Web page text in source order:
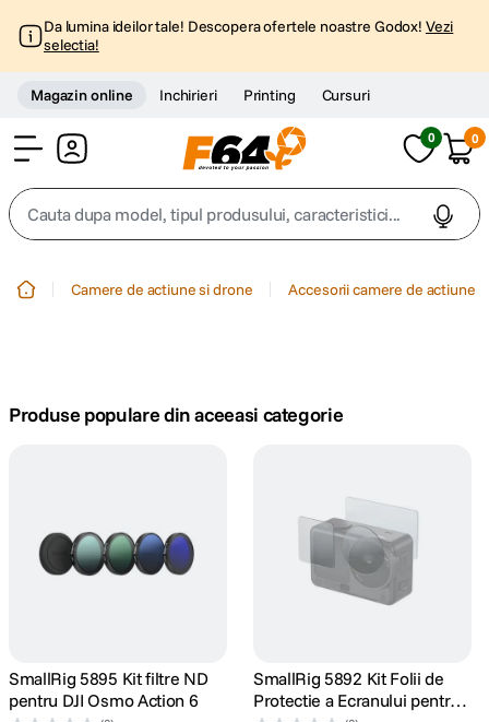
Da lumina ideilor tale! Descopera ofertele noastre Godox! Vezi
selectia!
Magazin online Inchirieri Printing Cursuri
0 0
Cauta dupa model, tipul produsului, caracteristici...
trepied telefon
5. canon sx740 hs
8 ulanzi
Camere de actiune si drone Accesorii camere de actiune
Produse populare din aceeasi categorie
SmallRig 5895 Kit filtre ND
pentru DJI Osmo Action 6
SmallRig 5892 Kit Folii de
Protectie a Ecranului pentru